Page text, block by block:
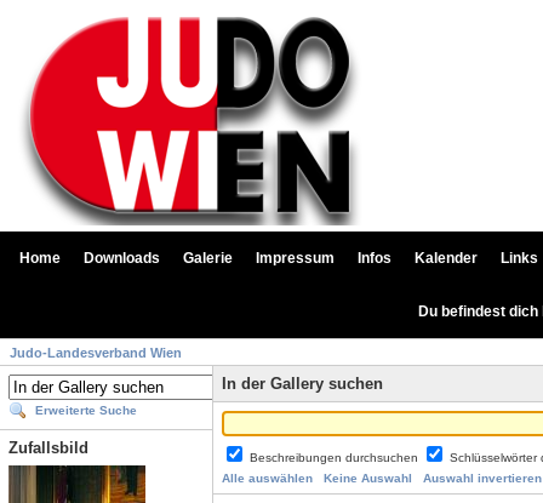
Home Downloads Galerie Impressum Infos Kalender Links
Du befindest
Judo-Landesverband Wien
Erweiterte Suche
Zufallsbild
In der Gallery suchen
Beschreibungen durchsuchen
Alle auswählen
Keine Auswahl Auswahl invertieren